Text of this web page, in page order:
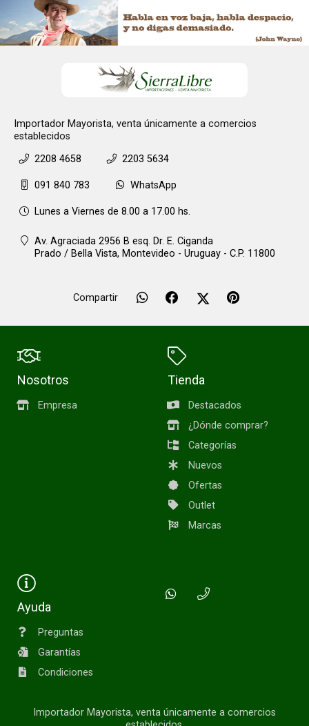
Importador Mayorista, venta únicamente a comercios
establecidos
2208 4658
2203 5634
091 840 783 WhatsApp
Lunes a Viernes de 8.00 a 17.00 hs.
Av. Agraciada 2956 B esq. Dr. E. Ciganda
Prado / Bella Vista, Montevideo - Uruguay - C.P. 11800
Compartir
Nosotros
Empresa
Tienda
Destacados
¿Dónde comprar?
Categorías
Nuevos
Ofertas
Outlet
Marcas
Ayuda
Preguntas
Garantías
Condiciones
Importador Mayorista, venta únicamente a comercios